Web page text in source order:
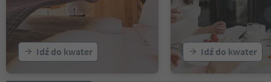
Idź do kwater Idź do kwater